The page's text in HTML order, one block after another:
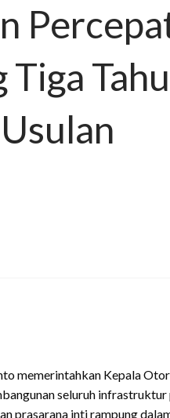
memerintahkan Kepala
seluruh infrastruktur
prasarana inti rampung